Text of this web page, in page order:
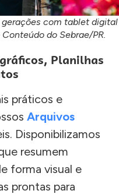
com tablet digital
do Sebrae/PR.
Planilhas
práticos e
Arquivos
Disponibilizamos
resumem
forma visual e
prontas para